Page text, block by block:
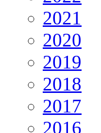
2021
2020
2019
2018
2017
2016